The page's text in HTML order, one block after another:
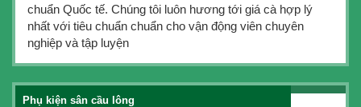
chuẩn Quốc tế. Chúng tôi luôn hương tới giá cà hợp lý
nhất với tiêu chuẩn chuẩn cho vận động viên chuyên
nghiệp và tập luyện
Phụ kiện sân cầu lông